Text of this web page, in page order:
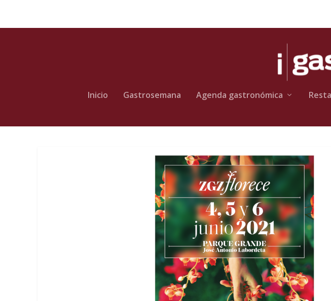
Inicio Gastrosemana Agenda gastronómica